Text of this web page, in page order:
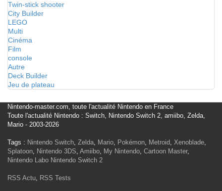
Twin-stick shooter
City Builder
LEGO
Multi
Cinéma
Film
console
Autre
Deck Builder
Jeu de plateau
Nintendo-master.com, toute l'actualité Nintendo en France
Toute l'actualité Nintendo : Switch, Nintendo Switch 2, amiibo, Zelda,
Mario - 2003-2026
Tags : Nintendo Switch, Zelda, Mario, Pokémon, Metroid, Xenoblade,
Splatoon, Nintendo 3DS, Amiibo, My Nintendo, Cartoon Master,
Nintendo Labo Nintendo Switch 2
RSS Actu, RSS Tests